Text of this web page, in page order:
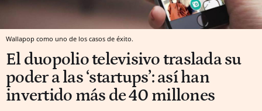
Wallapop como uno de los casos de éxito.
El duopolio televisivo traslada su
poder a las ‘startups’: así han
invertido más de 40 millones